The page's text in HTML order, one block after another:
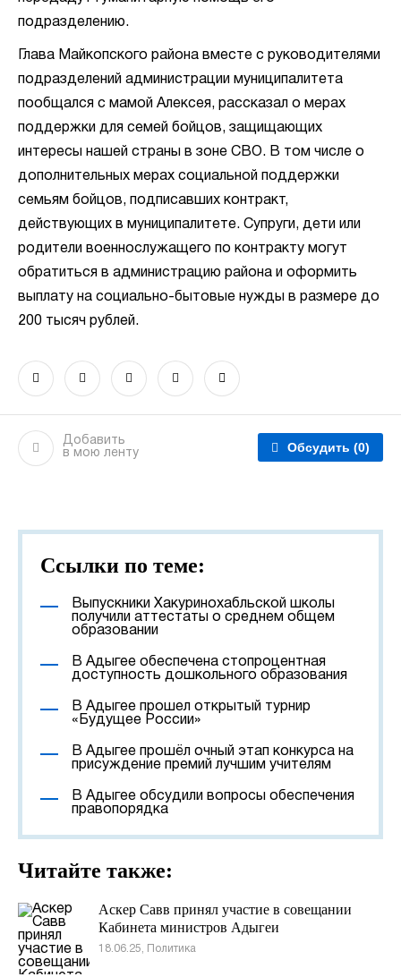
подразделению.
Глава Майкопского района вместе с руководителями
подразделений администрации муниципалитета
пообщался с мамой Алексея, рассказал о мерах
поддержки для семей бойцов, защищающих
интересы нашей страны в зоне СВО. В том числе о
дополнительных мерах социальной поддержки
семьям бойцов, подписавших контракт,
действующих в муниципалитете. Супруги, дети или
родители военнослужащего по контракту могут
обратиться в администрацию района и оформить
выплату на социально-бытовые нужды в размере до
200 тысяч рублей.
Добавить
в мою ленту
Обсудить (0)
Ссылки по теме:
Выпускники Хакуринохабльской школы
получили аттестаты о среднем общем
образовании
В Адыгее обеспечена стопроцентная
доступность дошкольного образования
В Адыгее прошел открытый турнир
«Будущее России»
В Адыгее прошёл очный этап конкурса на
присуждение премий лучшим учителям
В Адыгее обсудили вопросы обеспечения
правопорядка
Читайте также:
Аскер Савв принял участие в совещании
Кабинета министров Адыгеи
18.06.25, Политика